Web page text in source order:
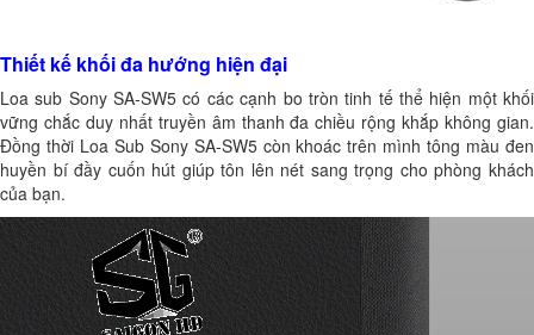
Thiết kế khối đa hướng hiện đại
Loa sub Sony SA-SW5 có các cạnh bo tròn tinh tế thể hiện một khối
vững chắc duy nhất truyền âm thanh đa chiều rộng khắp không gian.
Đồng thời Loa Sub Sony SA-SW5 còn khoác trên mình tông màu đen
huyền bí đầy cuốn hút giúp tôn lên nét sang trọng cho phòng khách
của bạn.